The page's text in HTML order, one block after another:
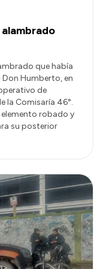
que había
Humberto, en
de
la Comisaría 46°.
robado y
su posterior